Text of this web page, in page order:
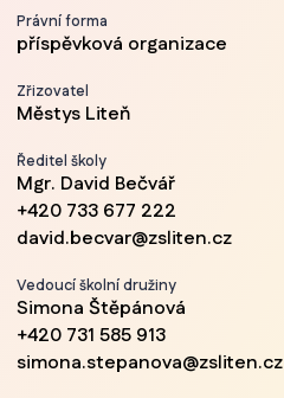
Právní forma
příspěvková organizace
Zřizovatel
Městys Liteň
Ředitel školy
Mgr. David Bečvář
+420 733 677 222
david.becvar@zsliten.cz
Vedoucí školní družiny
Simona Štěpánová
+420 731 585 913
simona.stepanova@zsliten.cz